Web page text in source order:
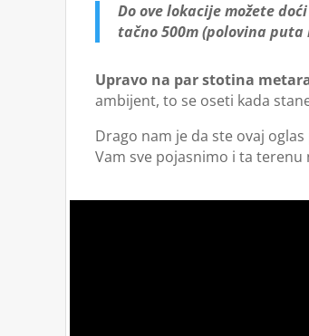
Do ove lokacije možete
tačno 500m (polovina
Upravo na par stotina
ambijent, to se oseti kada
Drago nam je da ste ovaj
Vam sve pojasnimo i ta